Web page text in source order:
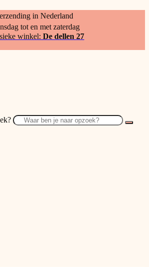
in Nederland
tot en met zaterdag
winkel: De dellen 27